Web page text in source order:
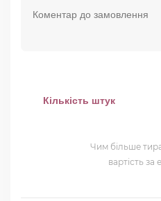
Кількість штук
Чим більше
вартість за